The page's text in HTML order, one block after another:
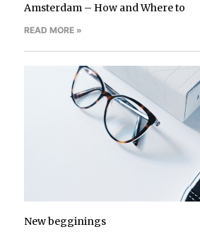
Amsterdam – How and Where to
READ MORE »
New begginings